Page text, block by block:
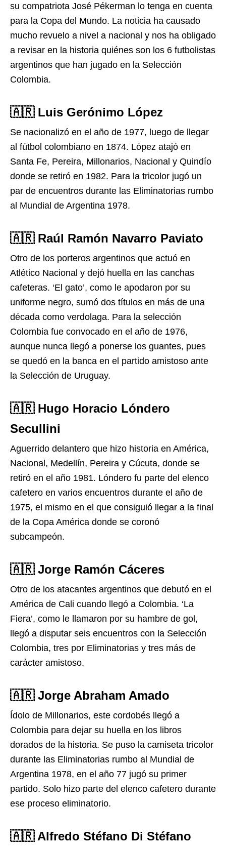
su compatriota José Pékerman lo tenga en cuenta
para la Copa del Mundo. La noticia ha causado
mucho revuelo a nivel a nacional y nos ha obligado
a revisar en la historia quiénes son los 6 futbolistas
argentinos que han jugado en la Selección
Colombia.
🇦🇷 Luis Gerónimo López
Se nacionalizó en el año de 1977, luego de llegar
al fútbol colombiano en 1874. López atajó en
Santa Fe, Pereira, Millonarios, Nacional y Quindío
donde se retiró en 1982. Para la tricolor jugó un
par de encuentros durante las Eliminatorias rumbo
al Mundial de Argentina 1978.
🇦🇷 Raúl Ramón Navarro Paviato
Otro de los porteros argentinos que actuó en
Atlético Nacional y dejó huella en las canchas
cafeteras. ‘El gato’, como le apodaron por su
uniforme negro, sumó dos títulos en más de una
década como verdolaga. Para la selección
Colombia fue convocado en el año de 1976,
aunque nunca llegó a ponerse los guantes, pues
se quedó en la banca en el partido amistoso ante
la Selección de Uruguay.
🇦🇷 Hugo Horacio Lóndero
Secullini
Aguerrido delantero que hizo historia en América,
Nacional, Medellín, Pereira y Cúcuta, donde se
retiró en el año 1981. Lóndero fu parte del elenco
cafetero en varios encuentros durante el año de
1975, el mismo en el que consiguió llegar a la final
de la Copa América donde se coronó
subcampeón.
🇦🇷 Jorge Ramón Cáceres
Otro de los atacantes argentinos que debutó en el
América de Cali cuando llegó a Colombia. ‘La
Fiera’, como le llamaron por su hambre de gol,
llegó a disputar seis encuentros con la Selección
Colombia, tres por Eliminatorias y tres más de
carácter amistoso.
🇦🇷 Jorge Abraham Amado
Ídolo de Millonarios, este cordobés llegó a
Colombia para dejar su huella en los libros
dorados de la historia. Se puso la camiseta tricolor
durante las Eliminatorias rumbo al Mundial de
Argentina 1978, en el año 77 jugó su primer
partido. Solo hizo parte del elenco cafetero durante
ese proceso eliminatorio.
🇦🇷 Alfredo Stéfano Di Stéfano